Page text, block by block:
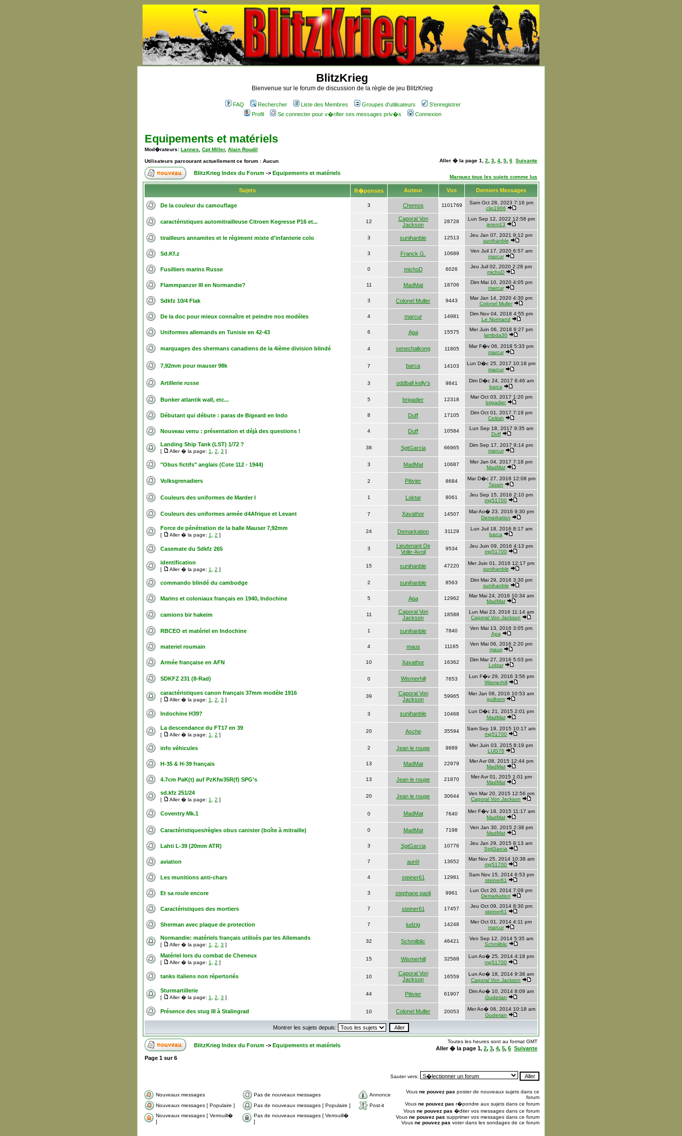
BlitzKrieg
Bienvenue sur le forum de discussion de la règle de jeu BlitzKrieg
FAQ Rechercher Liste des Membres Groupes d'utilisateurs
S'enregistrer
Profil
Se connecter pour v�rifier ses messages priv�s Connexion
Equipements et matériels
Mod�rateurs: Lannes Cpt Miller, Alain Roudil
Utilisateurs parcourant actuellement ce forum : Aucun Aller � la page 1 2 3 4 5 6 Suivante
BlitzKrieg Index du Forum -> Equipements et matériels
Marquez tous les sujets comme lus
Sujets R�ponses Auteur Vus Derniers Messages
De la couleur du camouflage 3 Chemos 1101769
Sam Oct 28, 2023 7:16 pm
clio1966
caractéristiques automitrailleuse Citroen Kegresse P16 et... 12
Caporal Von
Jackson
28728
Lun Sep 12, 2022 12:58 pm
jerem13
tirailleurs annamites et le régiment mixte d'infanterie colo 3 sunihanble 12513
Jeu Jan 07, 2021 9:12 pm
sunihanble
Sd.Kf.z 3 Franck G. 10689
Ven Juil 17, 2020 6:57 am
marcur
Fusilliers marins Russe 0 michoD 6026
Jeu Juil 02, 2020 2:28 pm
michoD
Flammpanzer III en Normandie? 11 MadMat 18706
Dim Mai 10, 2020 4:05 pm
marcur
Sdkfz 10/4 Flak 3 Colonel Muller 9443
Mar Jan 14, 2020 4:30 pm
Colonel Muller
De la doc pour mieux connaître et peindre nos modèles 4 marcur 14981
Dim Nov 04, 2018 4:55 pm
Le Normand
Uniformes allemands en Tunisie en 42-43 6 Apa 15575
Mer Juin 06, 2018 6:27 pm
lambda30
marquages des shermans canadiens de la 4ième division blindé 4 senechalkong 11805
Mar F�v 06, 2018 5:33 pm
marcur
7,92mm pour mauser 98k 7 barca 14103
Lun D�c 25, 2017 10:18 pm
marcur
Artillerie russe 3 oddball kelly's 9841
Dim D�c 24, 2017 8:46 am
barca
Bunker atlantik wall, etc... 5 brigadier 12318
Mar Oct 03, 2017 1:20 pm
brigadier
Débutant qui débute : paras de Bigeard en Indo 8 Duff 17105
Dim Oct 01, 2017 7:19 pm
Celtish
Nouveau venu : présentation et déjà des questions ! 4 Duff 10584
Lun Sep 18, 2017 9:35 am
Duff
Landing Ship Tank (LST) 1/72 ?
[ Aller � la page: 1 2 3 ]
38 SgtGarcia 66965
Dim Sep 17, 2017 9:14 pm
marcur
"Obus fictifs" anglais (Cote 112 - 1944) 3 MadMat 10687
Mer Jan 04, 2017 7:18 pm
MadMat
Volksgrenadiers 2 Pitivier 8684
Mar D�c 27, 2016 12:08 pm
Tassin
Couleurs des uniformes de Marder I 1 Loktar 8061
Jeu Sep 15, 2016 2:10 pm
mg51700
Couleurs des uniformes armée d4Afrique et Levant 7 Xavathor 14507
Mar Ao� 23, 2016 9:30 pm
Demarkation
Force de pénétration de la balle Mauser 7,92mm
[ Aller � la page: 1 2 ]
24 Demarkation 31129
Lun Juil 18, 2016 8:17 am
barca
Casemate du Sdkfz 265 3
Lieutenant De
Volle-Avoil
9534
Jeu Juin 09, 2016 4:13 pm
mg51700
identification
[ Aller � la page: 1 2 ]
15 sunihanble 47220
Mer Juin 01, 2016 12:17 pm
sunihanble
commando blindé du cambodge 2 sunihanble 8563
Dim Mai 29, 2016 3:30 pm
sunihanble
Marins et coloniaux français en 1940, Indochine 5 Apa 12962
Mar Mai 24, 2016 10:34 am
MadMat
camions bir hakeim 11
Caporal Von
Jackson
18588
Lun Mai 23, 2016 11:14 am
Caporal Von Jackson
RBCEO et matériel en Indochine 1 sunihanble 7840
Ven Mai 13, 2016 3:05 pm
Apa
materiel roumain 4 maus 11165
Ven Mai 06, 2016 2:20 pm
maus
Armée française en AFN 10 Xavathor 16362
Dim Mar 27, 2016 5:03 pm
Loktar
SDKFZ 231 (8-Rad) 0 Wismerhill 7653
Lun F�v 29, 2016 3:56 pm
Wismerhill
caractéristiques canon français 37mm modèle 1916
[ Aller � la page: 1 2 3 ]
39
Caporal Von
Jackson
59965
Mer Jan 06, 2016 10:53 am
guilhem
Indochine H39? 3 sunihanble 10468
Lun D�c 21, 2015 2:01 pm
MadMat
La descendance du FT17 en 39
[ Aller � la page: 1 2 ]
20 Asche 35594
Sam Sep 19, 2015 10:17 am
mg51700
info véhicules 2 Jean le rouge 9689
Mer Juin 03, 2015 8:19 pm
LUG76
H-35 & H-39 français 13 MadMat 22979
Mer Avr 08, 2015 12:44 pm
MadMat
4.7cm PaK(t) auf PzKfw35R(f) SPG's 13 Jean le rouge 21870
Mer Avr 01, 2015 1:01 pm
MadMat
sd.kfz 251/24
[ Aller � la page: 1 2 ]
20 Jean le rouge 30644
Ven Mar 20, 2015 12:56 pm
Caporal Von Jackson
Coventry Mk.1 0 MadMat 7640
Mer F�v 18, 2015 11:17 am
MadMat
Caractéristiques/règles obus canister (boîte à mitraille) 0 MadMat 7198
Ven Jan 30, 2015 2:38 pm
MadMat
Lahti L-39 (20mm ATR) 3 SgtGarcia 10776
Jeu Jan 29, 2015 8:13 am
SgtGarcia
aviation 7 aurèl 13652
Mar Nov 25, 2014 10:38 am
mg51700
Les munitions anti-chars 4 steiner61 12981
Sam Nov 15, 2014 6:53 pm
steiner61
Et sa roule encore 3 stephane paoli 9961
Lun Oct 20, 2014 7:09 pm
Demarkation
Caractéristiques des mortiers 7 steiner61 17457
Jeu Oct 09, 2014 8:30 pm
steiner61
Sherman avec plaque de protection 7 ludzig 14246
Mer Oct 01, 2014 4:11 pm
marcur
Normandie: matériels français utilisés par les Allemands
[ Aller � la page: 1 2 3 ]
32 Schmilblic 46421
Ven Sep 12, 2014 5:35 am
Schmilblic
Matériel lors du combat de Cheneux
[ Aller � la page: 1 2 ]
15 Wismerhill 32568
Lun Ao� 25, 2014 4:18 pm
mg51700
tanks italiens non répertoriés 10
Caporal Von
Jackson
16559
Lun Ao� 18, 2014 9:38 am
Caporal Von Jackson
Sturmartillerie
[ Aller � la page: 1 2 3 ]
44 Pitivier 61907
Dim Ao� 10, 2014 8:09 am
Guderian
Présence des stug III à Stalingrad 10 Colonel Muller 20053
Mer Ao� 06, 2014 10:18 am
Guderian
Montrer les sujets depuis:
BlitzKrieg Index du Forum -> Equipements et matériels
Toutes les heures sont au format GMT
Aller � la page 1, 2, 3, 4, 5, 6 Suivante
Page 1 sur6
Sauter vers:
Nouveaux messages Pas de nouveaux messages
Annonce
Nouveaux messages [ Populaire ]
Pas de nouveaux messages [ Populaire ]
Post-it
Nouveaux messages [ Verrouill�
]
Pas de nouveaux messages [ Verrouill�
]
Vous ne pouvez pas poster de nouveaux sujets dans ce
forum
Vous ne pouvez pas r�pondre aux sujets dans ce forum
Vous ne pouvez pas �diter vos messages dans ce forum
Vous ne pouvez pas supprimer vos messages dans ce forum
Vous ne pouvez pas voter dans les sondages de ce forum